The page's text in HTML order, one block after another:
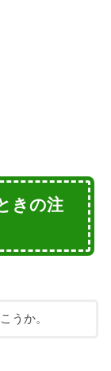
きの注
うか。